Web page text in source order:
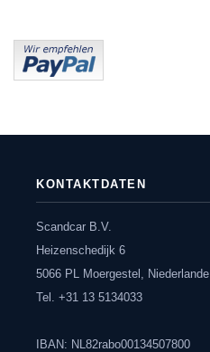
KONTAKTDATEN
Scandcar B.V.
Heizenschedijk 6
5066 PL Moergestel, Niederlande
Tel. +31 13 5134033
IBAN: NL82rabo00134507800